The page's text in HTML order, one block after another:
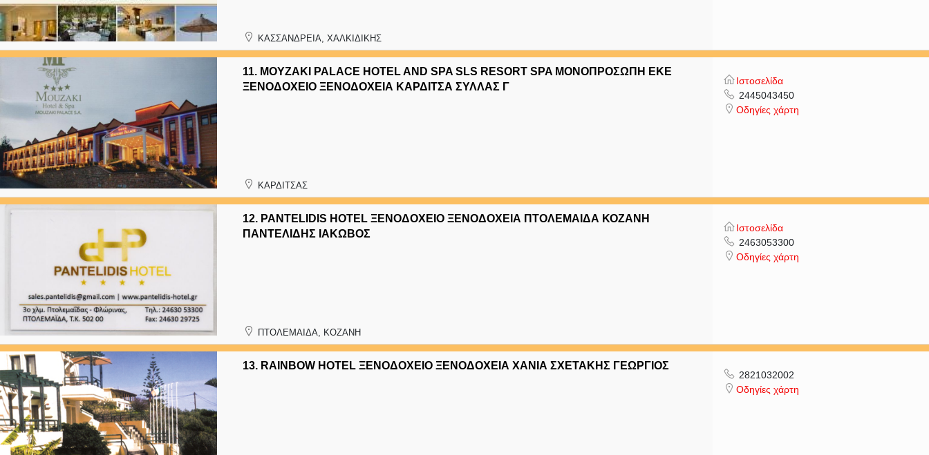
ΚΑΣΣΑΝΔΡΕΙΑ, ΧΑΛΚΙΔΙΚΗΣ
11. MOYZAKI PALACE HOTEL AND SPA SLS RESORT SPA ΜΟΝΟΠΡΟΣΩΠΗ ΕΚΕ
ΞΕΝΟΔΟΧΕΙΟ ΞΕΝΟΔΟΧΕΙΑ ΚΑΡΔΙΤΣΑ ΣΥΛΛΑΣ Γ
ΚΑΡΔΙΤΣΑΣ
Ιστοσελίδα
2445043450
Οδηγίες χάρτη
12. PANTELIDIS HOTEL ΞΕΝΟΔΟΧΕΙΟ ΞΕΝΟΔΟΧΕΙΑ ΠΤΟΛΕΜΑΙΔΑ ΚΟΖΑΝΗ
ΠΑΝΤΕΛΙΔΗΣ ΙΑΚΩΒΟΣ
ΠΤΟΛΕΜΑΙΔΑ, ΚΟΖΑΝΗ
Ιστοσελίδα
2463053300
Οδηγίες χάρτη
13. RAINBOW HOTEL ΞΕΝΟΔΟΧΕΙΟ ΞΕΝΟΔΟΧΕΙΑ ΧΑΝΙΑ ΣΧΕΤΑΚΗΣ ΓΕΩΡΓΙΟΣ
2821032002
Οδηγίες χάρτη